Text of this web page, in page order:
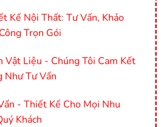
Kế Nội Thất: Tư Vấn, Khảo
Trọn Gói
Vật Liệu - Chúng Tôi Cam Kết
Như Tư Vấn
- Thiết Kế Cho Mọi Nhu
Khách